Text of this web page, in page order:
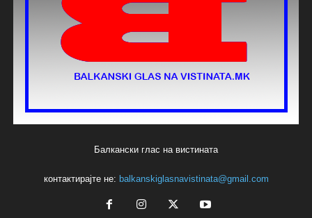
Балкански глас на вистината
контактирајте не: balkanskiglasnavistinata@gmail.com